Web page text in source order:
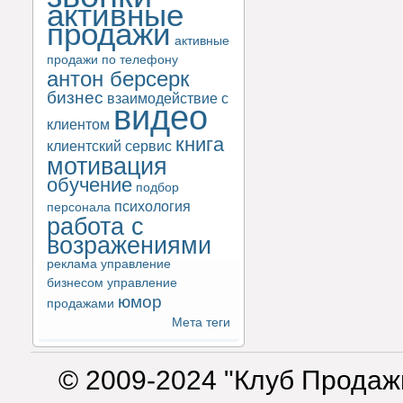
активные
продажи активные
продажи по телефону
антон берсерк
бизнес взаимодействие с
клиентом видео
клиентский сервис книга
мотивация
обучение подбор
персонала психология
работа с
возражениями
реклама управление
бизнесом управление
продажами юмор
Мета теги
© 2009-2024 "Клуб